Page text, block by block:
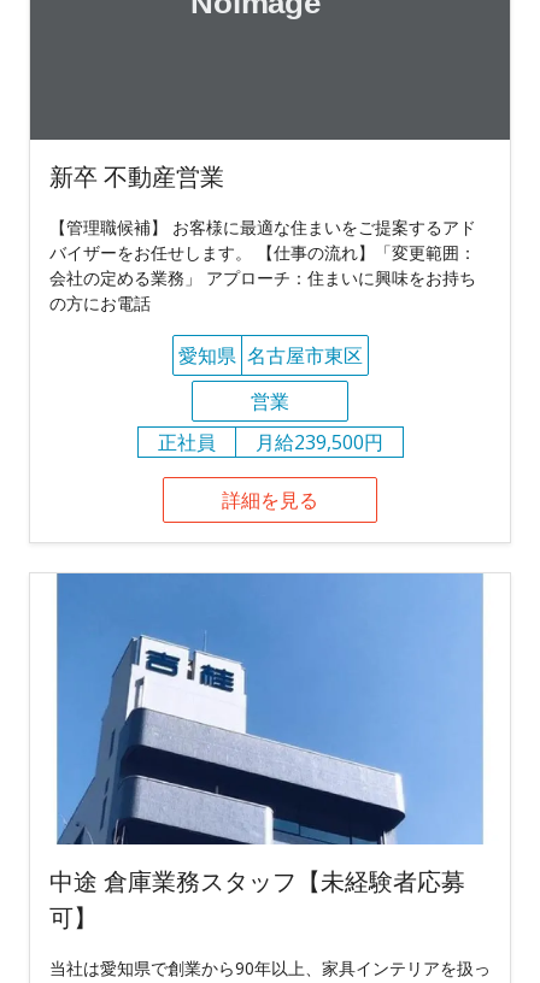
新卒 不動産営業
【管理職候補】 お客様に最適な住まいをご提案するアド
バイザーをお任せします。 【仕事の流れ】「変更範囲：
会社の定める業務」 アプローチ：住まいに興味をお持ち
の方にお電話
愛知県 名古屋市東区
営業
正社員
月給239,500円
詳細を見る
中途 倉庫業務スタッフ【未経験者応募
可】
当社は愛知県で創業から90年以上、家具インテリアを扱っ